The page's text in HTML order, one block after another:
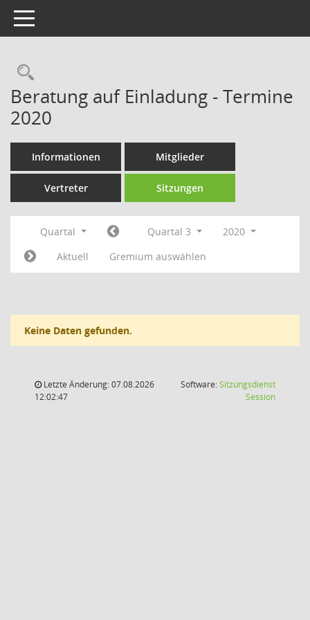
Toggle navigation
Rechercheauswahl
Beratung auf Einladung - Termine
2020
Informationen Mitglieder
Vertreter Sitzungen
Quartal Quartal 3
2020
Aktuell
Gremium auswählen
Keine Daten gefunden.
Letzte Änderung: 07.08.2026
12:02:47
Software:Sitzungsdienst
Session(Wird in